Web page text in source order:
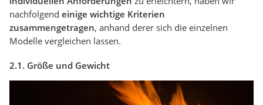
nachfolgend einige wichtige Kriterien
zusammengetragen, anhand derer sich die einzelnen
Modelle vergleichen lassen.
2.1. Größe und Gewicht